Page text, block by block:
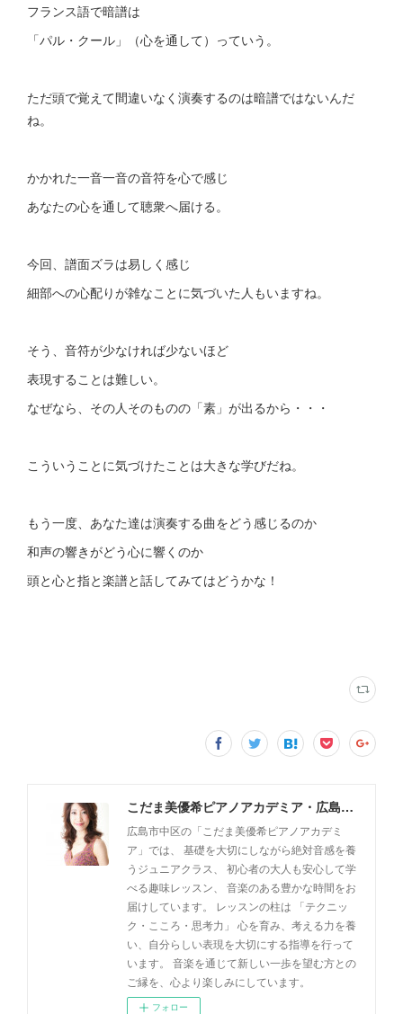
フランス語で暗譜は
「パル・クール」（心を通して）っていう。
ただ頭で覚えて間違いなく演奏するのは暗譜ではないんだ
ね。
かかれた一音一音の音符を心で感じ
あなたの心を通して聴衆へ届ける。
今回、譜面ズラは易しく感じ
細部への心配りが雑なことに気づいた人もいますね。
そう、音符が少なければ少ないほど
表現することは難しい。
なぜなら、その人そのものの「素」が出るから・・・
こういうことに気づけたことは大きな学びだね。
もう一度、あなた達は演奏する曲をどう感じるのか
和声の響きがどう心に響くのか
頭と心と指と楽譜と話してみてはどうかな！
こだま美優希ピアノアカデミア・広島市中区
広島市中区の「こだま美優希ピアノアカデミ
ア」では、 基礎を大切にしながら絶対音感を養
うジュニアクラス、 初心者の大人も安心して学
べる趣味レッスン、 音楽のある豊かな時間をお
届けしています。 レッスンの柱は 「テクニッ
ク・こころ・思考力」 心を育み、考える力を養
い、自分らしい表現を大切にする指導を行って
います。 音楽を通じて新しい一歩を望む方との
ご縁を、心より楽しみにしています。
フォロー